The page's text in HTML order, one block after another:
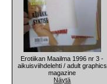
Erotiikan Maailma 1996 nr 3 -
aikuisviihdelehti / adult graphics
magazine
Näytä